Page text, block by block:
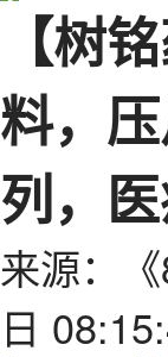
【树
料，
列，
来源：
日